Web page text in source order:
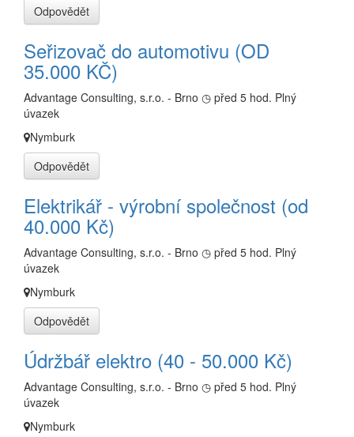
Odpovědět
Seřizovač do automotivu (OD
35.000 KČ)
Advantage Consulting, s.r.o. - Brno ◷ před 5 hod. Plný
úvazek
Nymburk
Odpovědět
Elektrikář - výrobní společnost (od
40.000 Kč)
Advantage Consulting, s.r.o. - Brno ◷ před 5 hod. Plný
úvazek
Nymburk
Odpovědět
Údržbář elektro (40 - 50.000 Kč)
Advantage Consulting, s.r.o. - Brno ◷ před 5 hod. Plný
úvazek
Nymburk